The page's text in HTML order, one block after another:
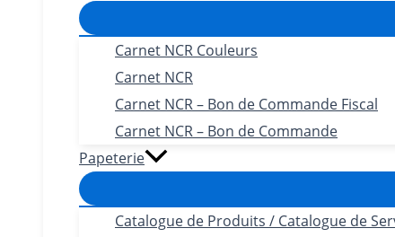
Carnet NCR Couleurs
Carnet NCR
Carnet NCR – Bon de Commande Fiscal
Carnet NCR – Bon de Commande
Papeterie
Catalogue de Produits / Catalogue de